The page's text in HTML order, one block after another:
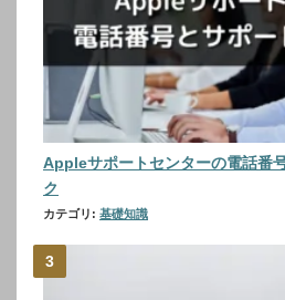
Appleサポートセンターの電話番
ク
カテゴリ: 基礎知識